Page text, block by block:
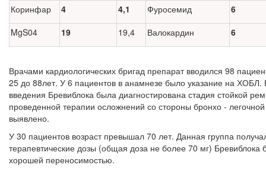
Коринфар
4 4,1 Фуросемид
6
MgS04
19 19,4 Валокардин 6
Врачами кардиологических бригад препарат вводился 98
25 до 88лет. У 6 пациентов в анамнезе было указание на
введения Бревиблока была диагностирована стадия стойкой
проведенной терапии осложнений со стороны бронхо -
выявлено.
У 30 пациентов возраст превышал 70 лет. Данная группа
терапевтические дозы (общая доза не более 70 мг) Бревиблока
хорошей переносимостью.